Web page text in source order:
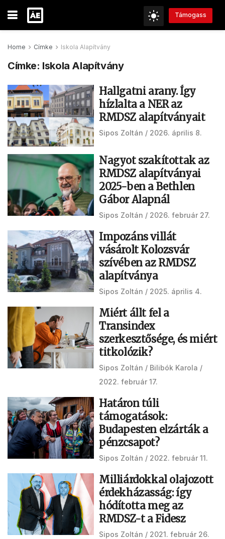
Támogass
Home Címke Iskola Alapítvány
Címke: Iskola Alapítvány
Hallgatni arany. Így
hízlalta a NER az
RMDSZ alapítványait
Sipos Zoltán 2026. április 8.
Nagyot szakítottak az
RMDSZ alapítványai
2025-ben a Bethlen
Gábor Alapnál
Sipos Zoltán 2026. február 27.
Impozáns villát
vásárolt Kolozsvár
szívében az RMDSZ
alapítványa
Sipos Zoltán 2025. április 4.
Miért állt fel a
Transindex
szerkesztősége, és miért
titkolózik?
Sipos Zoltán
Bilibók Karola
2022. február 17.
Határon túli
támogatások:
Budapesten elzárták a
pénzcsapot?
Sipos Zoltán 2022. február 11.
Milliárdokkal olajozott
érdekházasság: így
hódította meg az
RMDSZ-t a Fidesz
Sipos Zoltán 2021. február 26.